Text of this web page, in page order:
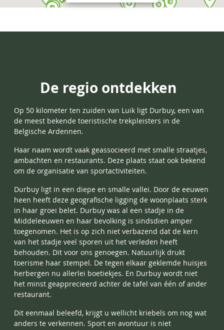
De regio ontdekken
Op 50 kilometer ten zuiden van Luik ligt Durbuy, een van
de meest bekende toeristische trekpleisters in de
Belgische Ardennen.
Haar naam wordt vaak geassocieerd met smalle straatjes,
ambachten en restaurants. Deze plaats staat ook bekend
om de organisatie van sportactiviteiten.
Durbuy ligt in een diepe en smalle vallei. Door de eeuwen
heen heeft deze geografische ligging de woonplaats sterk
in haar groei belet. Durbuy was al een stadje in de
Middeleeuwen en haar bevolking is sindsdien amper
toegenomen. Het is op zich niet verbazend dat de kern
van het stadje veel sporen uit het verleden heeft
behouden. Dit voor ons genoegen. Natuurlijk drukt
toerisme haar stempel. De tegen elkaar geklemde huisjes
herbergen nu allerlei boetiekjes. En Durbuy wordt niet
het minst geapprecieerd achter de tafel van één of ander
restaurant.
Dit eenmaal beleefd, krijgt u wellicht kriebels om nog wat
anders te verkennen. Sport en avontuur is niet